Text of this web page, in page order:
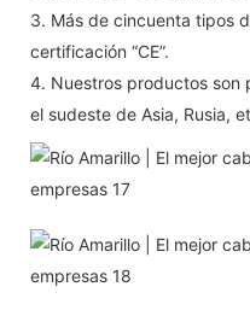
3. Más de cincuenta tipos
certificación “CE”.
4. Nuestros productos son
el sudeste de Asia, Rusia,